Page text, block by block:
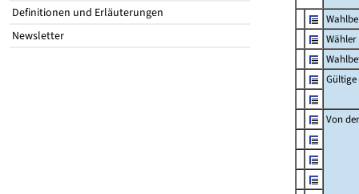
Definitionen und Erläuterungen
Newsletter
Wähler
Von